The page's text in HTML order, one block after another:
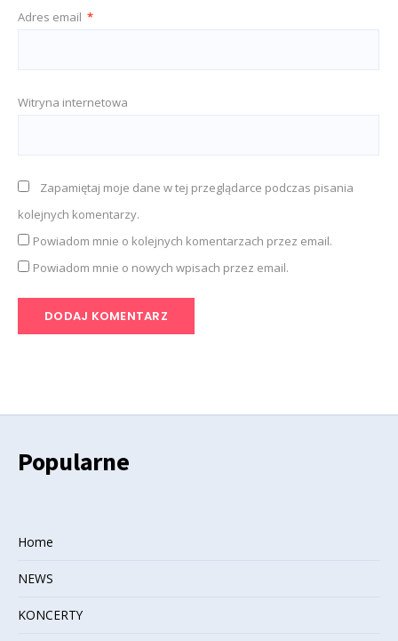
Adres email *
Witryna internetowa
Zapamiętaj moje dane w tej przeglądarce podczas pisania
kolejnych komentarzy.
Powiadom mnie o kolejnych komentarzach przez email.
Powiadom mnie o nowych wpisach przez email.
Popularne
Home
NEWS
KONCERTY